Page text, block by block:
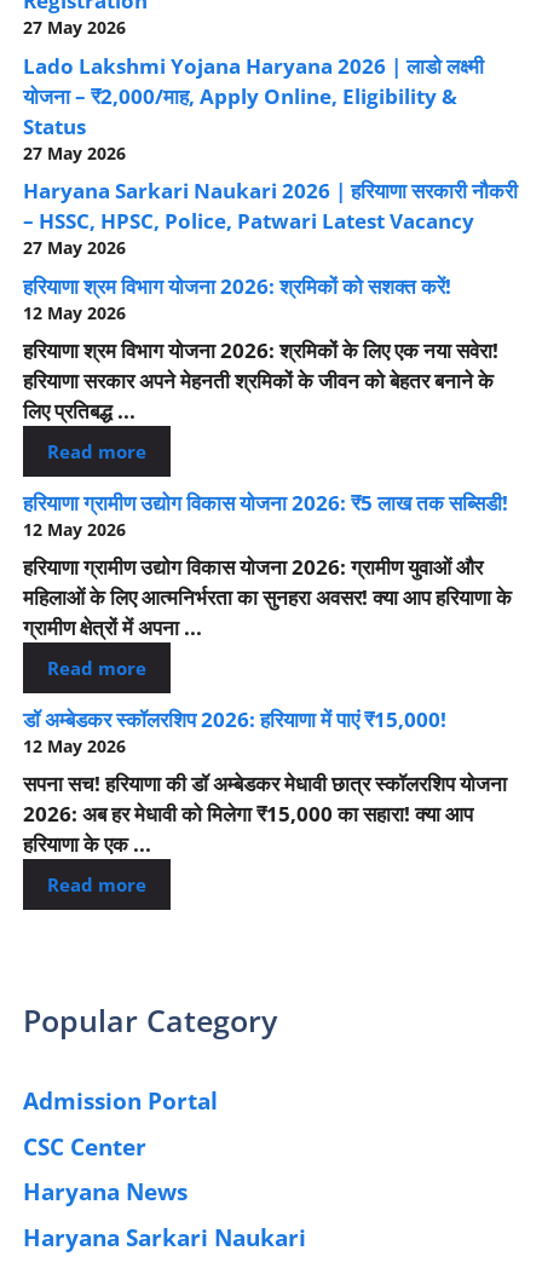
27 May 2026
Lado Lakshmi Yojana Haryana 2026 | लाडो लक्ष्मी
योजना – ₹2,000/माह, Apply Online, Eligibility &
Status
27 May 2026
Haryana Sarkari Naukari 2026 | हरियाणा सरकारी नौकरी
– HSSC, HPSC, Police, Patwari Latest Vacancy
27 May 2026
हरियाणा श्रम विभाग योजना 2026: श्रमिकों को सशक्त करें!
12 May 2026
हरियाणा श्रम विभाग योजना 2026: श्रमिकों के लिए एक नया सवेरा!
हरियाणा सरकार अपने मेहनती श्रमिकों के जीवन को बेहतर बनाने के
लिए प्रतिबद्ध ...
Read more
हरियाणा ग्रामीण उद्योग विकास योजना 2026: ₹5 लाख तक सब्सिडी!
12 May 2026
हरियाणा ग्रामीण उद्योग विकास योजना 2026: ग्रामीण युवाओं और
महिलाओं के लिए आत्मनिर्भरता का सुनहरा अवसर! क्या आप हरियाणा के
ग्रामीण क्षेत्रों में अपना ...
Read more
डॉ अम्बेडकर स्कॉलरशिप 2026: हरियाणा में पाएं ₹15,000!
12 May 2026
सपना सच! हरियाणा की डॉ अम्बेडकर मेधावी छात्र स्कॉलरशिप योजना
2026: अब हर मेधावी को मिलेगा ₹15,000 का सहारा! क्या आप
हरियाणा के एक ...
Read more
Popular Category
Admission Portal
CSC Center
Haryana News
Haryana Sarkari Naukari